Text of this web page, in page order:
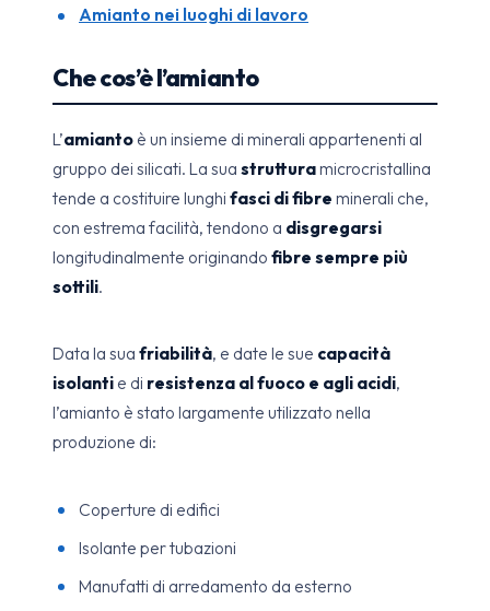
Amianto nei luoghi di lavoro
Che cos’è l’amianto
L’amianto è un insieme di minerali appartenenti al
gruppo dei silicati. La sua strutturamicrocristallina
tende a costituire lunghi fasci di fibre minerali che,
con estrema facilità, tendono a disgregarsi
longitudinalmente originando fibre sempre più
sottili.
Data la sua friabilità, e date le sue capacità
isolanti e di resistenza al fuoco e agli acidi,
l’amianto è stato largamente utilizzato nella
produzione di:
Coperture di edifici
Isolante per tubazioni
Manufatti di arredamento da esterno